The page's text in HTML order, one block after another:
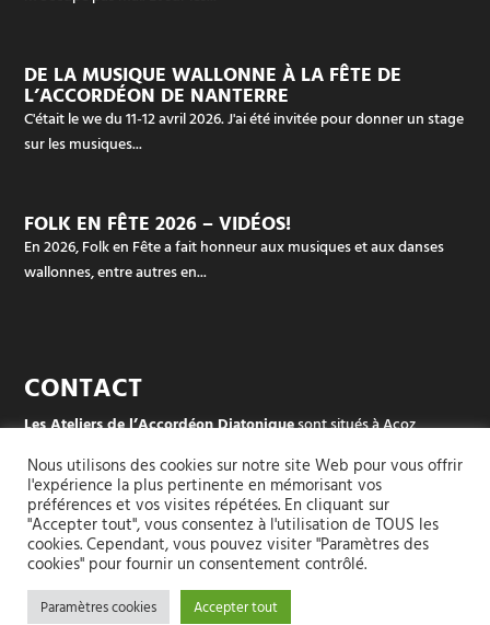
DE LA MUSIQUE WALLONNE À LA FÊTE DE
L’ACCORDÉON DE NANTERRE
C'était le we du 11-12 avril 2026. J'ai été invitée pour donner un stage
sur les musiques...
FOLK EN FÊTE 2026 – VIDÉOS!
En 2026, Folk en Fête a fait honneur aux musiques et aux danses
wallonnes, entre autres en...
CONTACT
Les Ateliers de l’Accordéon Diatoniquesont situés à Acoz
Rue des écoles (dans le sud de Charleroi, en Belgique)
Pour les groupes et les stages :+32 497 42 94 51
Pour l’atelier (réparation, accordage, vente ou location-vente, …) :
+32 499 87 70 72
Nous utilisons des cookies sur notre site Web pour vous offrir
l'expérience la plus pertinente en mémorisant vos
préférences et vos visites répétées. En cliquant sur
"Accepter tout", vous consentez à l'utilisation de TOUS les
cookies. Cependant, vous pouvez visiter "Paramètres des
cookies" pour fournir un consentement contrôlé.
Paramètres cookies Accepter tout